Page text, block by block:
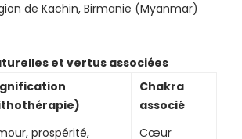
de Kachin, Birmanie (Myanmar)
et vertus associées
Chakra
associé
prospérité, Cœur